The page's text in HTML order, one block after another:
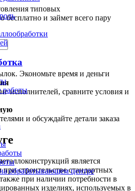
работы
обрабатывающем центре
типовых
бесплатно и займет всего пару
Экономьте время и деньги
исполнителей, сравните условия и
и обсуждайте детали заказа
является
строительстве стандартных
при наличии потребности в
изделиях, используемых в